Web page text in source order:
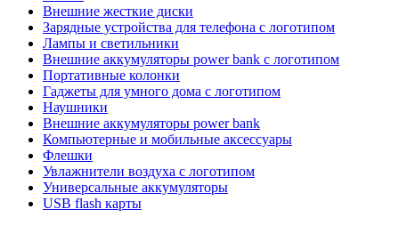
Внешние жесткие диски
Зарядные устройства для телефона с логотипом
Лампы и светильники
Внешние аккумуляторы power bank с логотипом
Портативные колонки
Гаджеты для умного дома с логотипом
Наушники
Внешние аккумуляторы power bank
Компьютерные и мобильные аксессуары
Флешки
Увлажнители воздуха с логотипом
Универсальные аккумуляторы
USB flash карты